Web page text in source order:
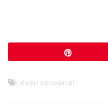
éveil sensoriel